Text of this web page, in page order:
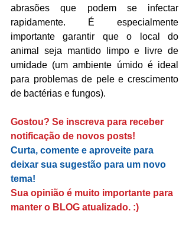
abrasões que podem se infectar
rapidamente. É especialmente
importante garantir que o local do
animal seja mantido limpo e livre de
umidade (um ambiente úmido é ideal
para problemas de pele e crescimento
de bactérias e fungos).
Gostou? Se inscreva para receber
notificação de novos posts!
Curta, comente e aproveite para
deixar sua sugestão para um novo
tema!
Sua opinião é muito importante para
manter o BLOG atualizado. :)